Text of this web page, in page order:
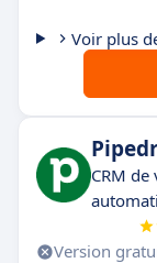
Voir plus
CRM
Version